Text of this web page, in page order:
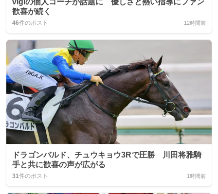
vigiの個人コーチが話題に 優しさと熱い指導にファン
歓喜が続く
46件のポスト 12時間前
ドラゴンバルド、チュウキョウ3Rで圧勝 川田将雅騎
手と共に歓喜の声が広がる
31件のポスト 1時間前